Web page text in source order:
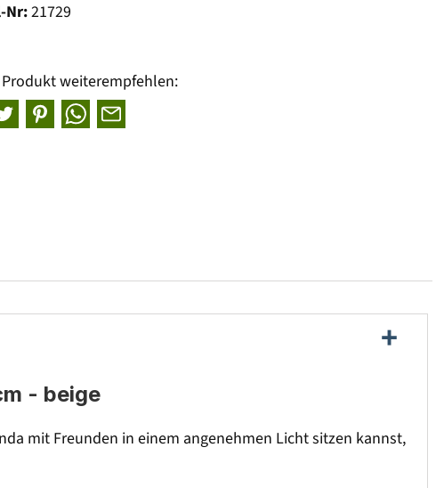
Nr:21729
Produkt weiterempfehlen:
- beige
mit Freunden in einem angenehmen Licht sitzen kannst,